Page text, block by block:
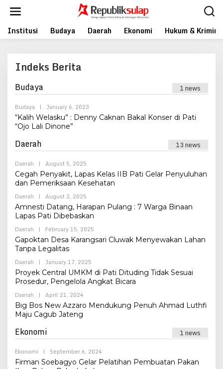
Institusi Budaya Daerah Ekonomi Hukum &
Indeks Berita
| February
19,
By
Budaya 1 news
Budaya | January 6, 2023
Admin
“Kalih Welasku” : Denny Caknan Bakal Konser di Pati
“Ojo Lali Dinone”
Daerah 13 news
Daerah | August 5, 2025
Admin
Cegah Penyakit, Lapas Kelas IIB Pati Gelar Penyuluhan
dan Pemeriksaan Kesehatan
Daerah
| August 2, 2025
Amnesti Datang, Harapan Pulang : 7 Warga Binaan
Lapas Pati Dibebaskan
Daerah
| February 15, 2025
Admin
Gapoktan Desa Karangsari Cluwak Menyewakan Lahan
Tanpa Legalitas
Daerah
| January 17, 2025
Admin
Proyek Central UMKM di Pati Dituding Tidak Sesuai
Prosedur, Pengelola Angkat Bicara
Daerah
| April 21, 2024
Admin
Big Bos New Azzaro Mendukung Penuh Ahmad Luthfi
Maju Cagub Jateng
Ekonomi 1 news
Ekonomi | September 6, 2024
Admin
Firman Soebagyo Gelar Pelatihan Pembuatan Pakan